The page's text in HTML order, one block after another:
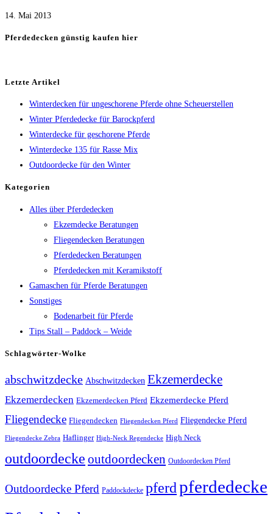
14. Mai 2013
Pferdedecken günstig kaufen hier
Letzte Artikel
Winterdecken für ungeschorene Pferde ohne Scheuerstellen
Winter Pferdedecke für Barockpferd
Winterdecke für geschorene Pferde
Winterdecke 135 für Rasse Mix
Outdoordecke für den Winter
Kategorien
Alles über Pferdedecken
Ekzemdecke Beratungen
Fliegendecken Beratungen
Pferdedecken Beratungen
Pferdedecken mit Keramikstoff
Gamaschen für Pferde Beratungen
Sonstiges
Bodenarbeit für Pferde
Tips Stall – Paddock – Weide
Schlagwörter-Wolke
abschwitzdecke Abschwitzdecken Ekzemerdecke
Ekzemerdecken Ekzemerdecken Pferd Ekzemerdecke Pferd
Fliegendecke Fliegendecken Fliegendecken Pferd Fliegendecke Pferd
Fliegendecke Zebra Haflinger High-Neck Regendecke High Neck
outdoordecke outdoordecken Outdoordecken Pferd
Outdoordecke Pferd Paddockdecke pferdpferdedecke